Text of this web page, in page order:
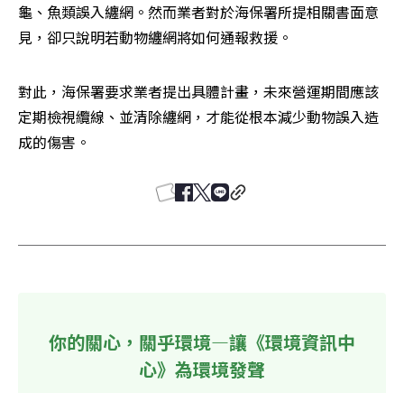
龜、魚類誤入纏網。然而業者對於海保署所提相關書面意
見，卻只說明若動物纏網將如何通報救援。
對此，海保署要求業者提出具體計畫，未來營運期間應該
定期檢視纜線、並清除纏網，才能從根本減少動物誤入造
成的傷害。
你的關心，關乎環境—讓《環境資訊中
心》為環境發聲